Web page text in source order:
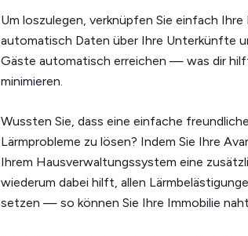
Um loszulegen, verknüpfen Sie einfach
automatisch Daten über Ihre Unterkünfte
Gäste automatisch erreichen — was dir
minimieren.
Wussten Sie, dass eine einfache
Lärmprobleme zu lösen? Indem Sie Ihre
Ihrem Hausverwaltungssystem eine
wiederum dabei hilft, allen
setzen — so können Sie Ihre Immobilie